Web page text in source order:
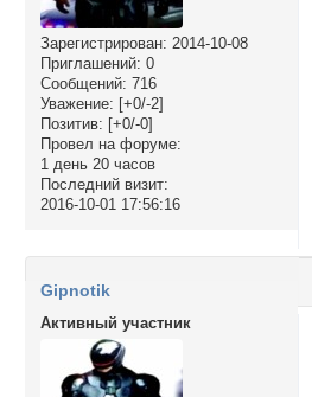
Зарегистрирован: 2014-10-08
Приглашений: 0
Сообщений: 716
Уважение: [+0/-2]
Позитив: [+0/-0]
Провел на форуме:
1 день 20 часов
Последний визит:
2016-10-01 17:56:16
Gipnotik
Активный участник